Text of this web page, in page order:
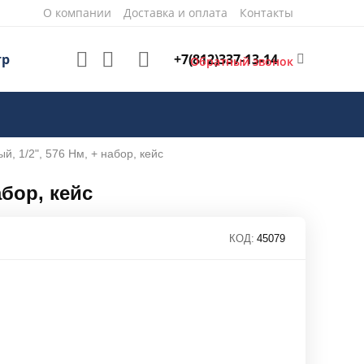
О компании Доставка и оплата Контакты
+7(812)337-13-14
Обратный звонок
1/2", 576 Нм, + набор, кейс
кейс
КОД: 45079